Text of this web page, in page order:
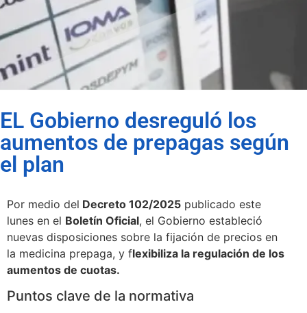
EL Gobierno desreguló los
aumentos de prepagas según
el plan
Por medio del Decreto 102/2025 publicado este
lunes en el Boletín Oficial, el Gobierno estableció
nuevas disposiciones sobre la fijación de precios en
la medicina prepaga, y flexibiliza la regulación de los
aumentos de cuotas.
Puntos clave de la normativa